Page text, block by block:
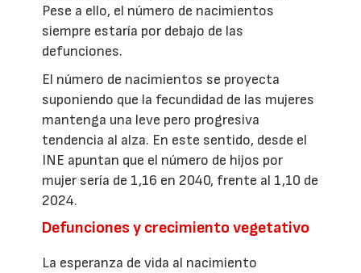
Pese a ello, el número de nacimientos
siempre estaría por debajo de las
defunciones.
El número de nacimientos se proyecta
suponiendo que la fecundidad de las mujeres
mantenga una leve pero progresiva
tendencia al alza. En este sentido, desde el
INE apuntan que el número de hijos por
mujer sería de 1,16 en 2040, frente al 1,10 de
2024.
Defunciones y crecimiento vegetativo
La esperanza de vida al nacimiento